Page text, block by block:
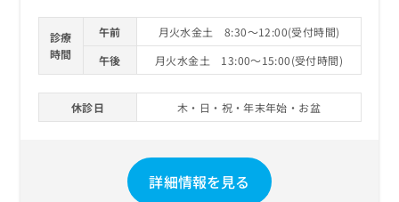
診療
時間
午前
月火水金土 8:30～12:00(受付時間)
午後
月火水金土 13:00～15:00(受付時間)
休診日 木・日・祝・年末年始・お盆
詳細情報を見る